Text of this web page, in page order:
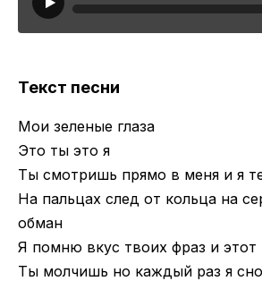
Текст песни
Мои зеленые глаза
Это ты это я
Ты смотришь прямо в меня и я
На пальцах след от кольца на
обман
Я помню вкус твоих фраз и этот
Ты молчишь но каждый раз я